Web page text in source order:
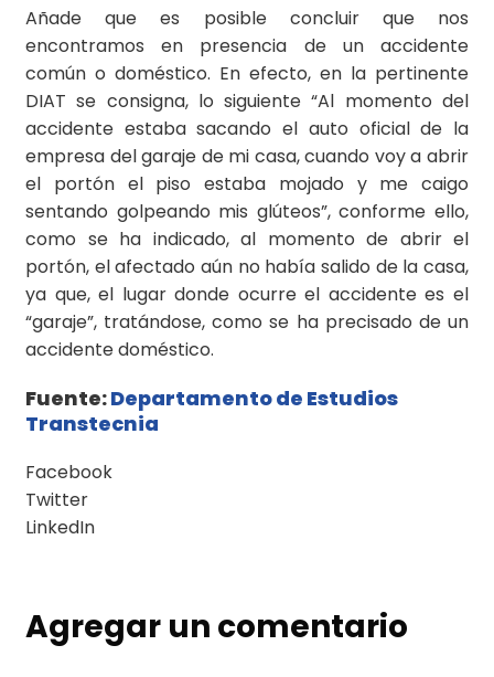
Añade que es posible concluir que nos
encontramos en presencia de un accidente
común o doméstico. En efecto, en la pertinente
DIAT se consigna, lo siguiente “Al momento del
accidente estaba sacando el auto oficial de la
empresa del garaje de mi casa, cuando voy a abrir
el portón el piso estaba mojado y me caigo
sentando golpeando mis glúteos”, conforme ello,
como se ha indicado, al momento de abrir el
portón, el afectado aún no había salido de la casa,
ya que, el lugar donde ocurre el accidente es el
“garaje”, tratándose, como se ha precisado de un
accidente doméstico.
Fuente:Departamento de Estudios
Transtecnia
Facebook
Twitter
LinkedIn
Agregar un comentario